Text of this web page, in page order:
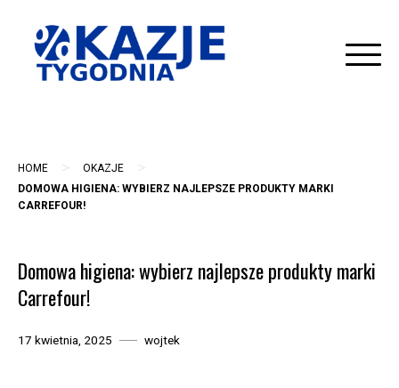
content
HOME > OKAZJE >
DOMOWA HIGIENA: WYBIERZ NAJLEPSZE PRODUKTY MARKI
CARREFOUR!
Domowa higiena: wybierz najlepsze produkty marki
Carrefour!
17 kwietnia, 2025 wojtek